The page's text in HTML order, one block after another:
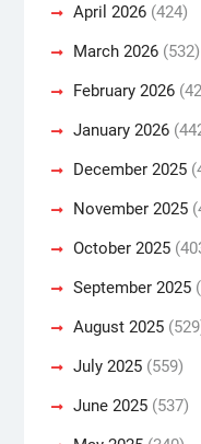
April 2026(424)
March 2026(532)
February 2026
January 2026
December 2025
November 2025
October 2025
September 2025
August 2025
July 2025(559)
June 2025(537)